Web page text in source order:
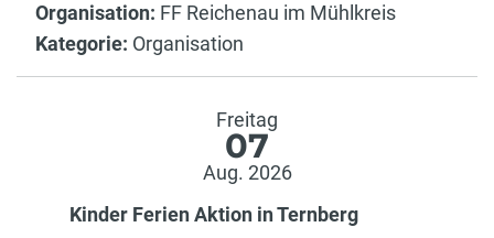
Organisation: FF Reichenau im Mühlkreis
Kategorie: Organisation
Freitag
07
Aug. 2026
Kinder Ferien Aktion in Ternberg